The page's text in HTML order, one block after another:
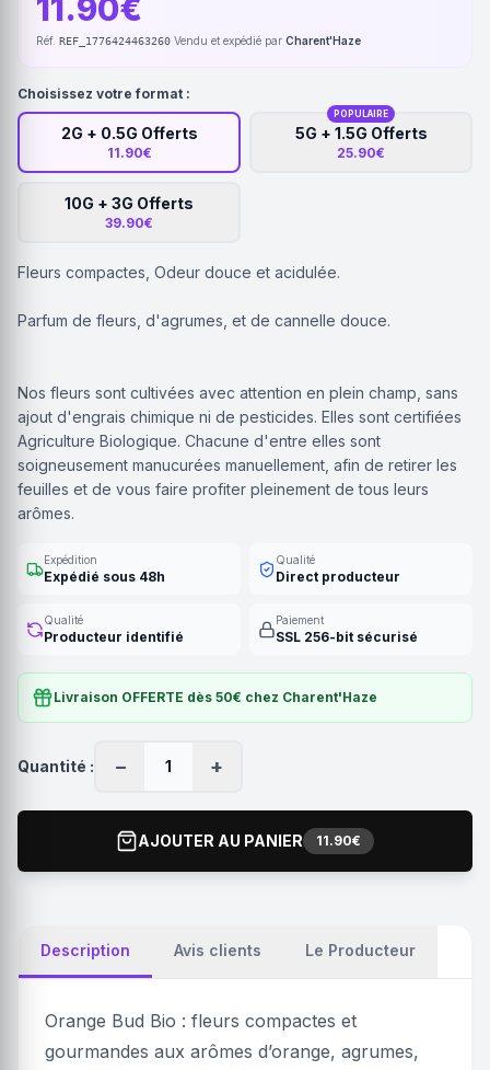
11.90€
Réf. REF_1776424463260 Vendu et expédié par Charent'Haze
Choisissez votre format :
2G + 0.5G Offerts
11.90€
POPULAIRE
5G + 1.5G Offerts
25.90€
10G + 3G Offerts
39.90€
Fleurs compactes, Odeur douce et acidulée.
Parfum de fleurs, d'agrumes, et de cannelle douce.
Nos fleurs sont cultivées avec attention en plein champ, sans
ajout d'engrais chimique ni de pesticides. Elles sont certifiées
Agriculture Biologique. Chacune d'entre elles sont
soigneusement manucurées manuellement, afin de retirer les
feuilles et de vous faire profiter pleinement de tous leurs
arômes.
Expédition
Expédié sous 48h
Qualité
Direct producteur
Qualité
Producteur identifié
Paiement
SSL 256-bit sécurisé
Livraison OFFERTE dès 50€ chez Charent'Haze
Quantité : − 1 +
AJOUTER AU PANIER 11.90€
Description Avis clients Le Producteur
Orange Bud Bio : fleurs compactes et
gourmandes aux arômes d’orange, agrumes,